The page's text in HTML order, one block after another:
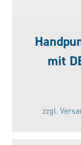
mit
zzgl.